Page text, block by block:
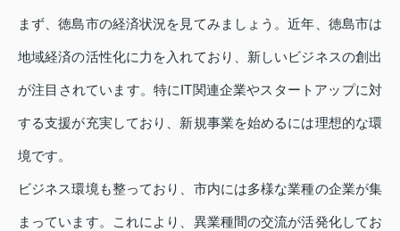
まず、徳島市の経済状況を見てみましょう。近年、徳島市は
地域経済の活性化に力を入れており、新しいビジネスの創出
が注目されています。特にIT関連企業やスタートアップに対
する支援が充実しており、新規事業を始めるには理想的な環
境です。
ビジネス環境も整っており、市内には多様な業種の企業が集
まっています。これにより、異業種間の交流が活発化してお